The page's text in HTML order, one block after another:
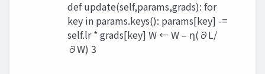
def update(self,params,grads): for
key in params.keys(): params[key] -=
self.lr * grads[key] W ← W – η(∂L/
∂W) 3